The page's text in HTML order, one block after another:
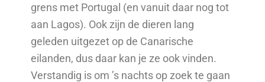
grens met Portugal (en vanuit daar nog tot
aan Lagos). Ook zijn de dieren lang
geleden uitgezet op de Canarische
eilanden, dus daar kan je ze ook vinden.
Verstandig is om ’s nachts op zoek te gaan